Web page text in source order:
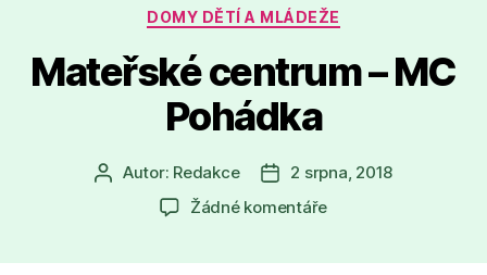
Rubriky
DOMY DĚTÍ A MLÁDEŽE
Mateřské centrum – MC
Pohádka
Autor
příspěvku
Autor: Redakce
Datum
příspěvku
2 srpna, 2018
Žádné komentářeu